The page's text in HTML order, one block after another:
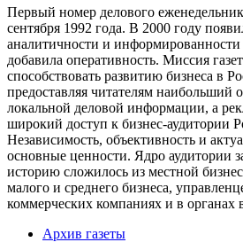
Первый номер делового
сентября 1992 года. В 2000 году
аналитичности и информированности
добавила оперативность. Миссия
способствовать развитию бизнеса в
предоставляя читателям наибольший
локальной деловой информации, а
широкий доступ к бизнес-аудитории
Независимость, объективность и
основные ценности. Ядро аудитории
историю сложилось из местной
малого и среднего бизнеса,
коммерческих компаниях и в органах
Архив газеты